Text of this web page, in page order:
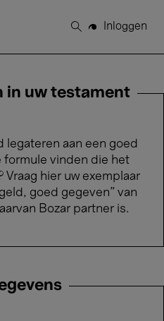
Zoeken
Inloggen
in uw testament
legateren aan een goed
formule vinden die het
hier uw exemplaar
goed gegeven” van
Bozar partner is.